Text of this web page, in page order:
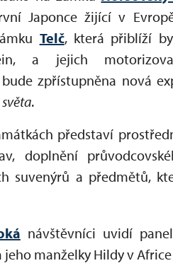
Japonce žijící v
Telč, která přiblíží
a jejich
zpřístupněna nová
.
představí
doplnění
suvenýrů a předmětů,
návštěvníci uvidí
jeho manželky Hildy v